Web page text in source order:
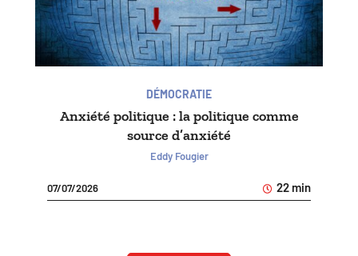
DÉMOCRATIE
Anxiété politique : la politique comme
source d’anxiété
Eddy Fougier
07/07/2026 22 min